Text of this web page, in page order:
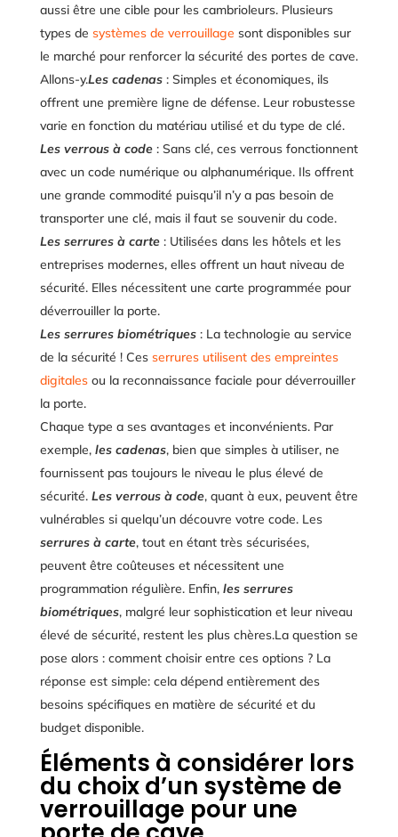
aussi être une cible pour les cambrioleurs. Plusieurs
types de systèmes de verrouillage sont disponibles sur
le marché pour renforcer la sécurité des portes de cave.
Allons-y.Les cadenas: Simples et économiques, ils
offrent une première ligne de défense. Leur robustesse
varie en fonction du matériau utilisé et du type de clé.
Les verrous à code: Sans clé, ces verrous fonctionnent
avec un code numérique ou alphanumérique. Ils offrent
une grande commodité puisqu’il n’y a pas besoin de
transporter une clé, mais il faut se souvenir du code.
Les serrures à carte: Utilisées dans les hôtels et les
entreprises modernes, elles offrent un haut niveau de
sécurité. Elles nécessitent une carte programmée pour
déverrouiller la porte.
Les serrures biométriques: La technologie au service
de la sécurité ! Ces serrures utilisent des empreintes
digitalesou la reconnaissance faciale pour déverrouiller
la porte.
Chaque type a ses avantages et inconvénients. Par
exemple, les cadenas, bien que simples à utiliser, ne
fournissent pas toujours le niveau le plus élevé de
sécurité. Les verrous à code, quant à eux, peuvent être
vulnérables si quelqu’un découvre votre code. Les
serrures à carte, tout en étant très sécurisées,
peuvent être coûteuses et nécessitent une
programmation régulière. Enfin, les serrures
biométriques, malgré leur sophistication et leur niveau
élevé de sécurité, restent les plus chères.La question se
pose alors : comment choisir entre ces options ? La
réponse est simple: cela dépend entièrement des
besoins spécifiques en matière de sécurité et du
budget disponible.
Éléments à considérer lors
du choix d’un système de
verrouillage pour une